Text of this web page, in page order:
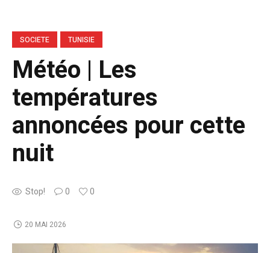
SOCIETE TUNISIE
Météo | Les
températures
annoncées pour cette
nuit
Stop! 0 0
20 MAI 2026